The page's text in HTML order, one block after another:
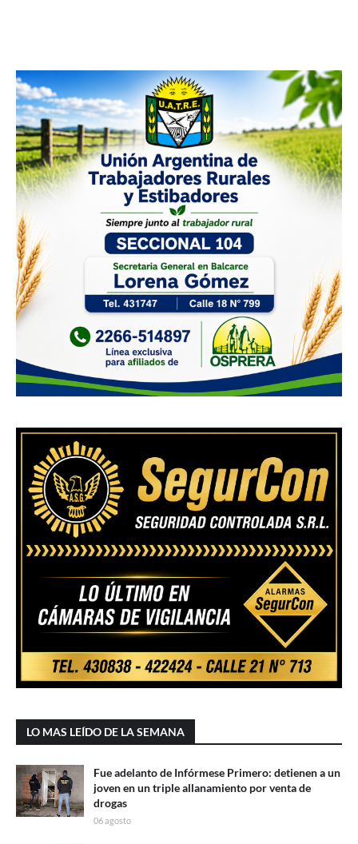
LO MAS LEÍDO DE LA SEMANA
Fue adelanto de Infórmese Primero: detienen a un
joven en un triple allanamiento por venta de
drogas
06 agosto